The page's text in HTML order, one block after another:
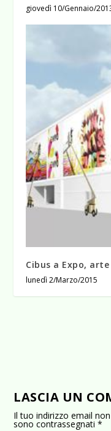
giovedì 10/Gennaio/
Cibus a Expo,
lunedì 2/Marzo/2015
LASCIA UN
Il tuo indirizzo email
sono contrassegnati*